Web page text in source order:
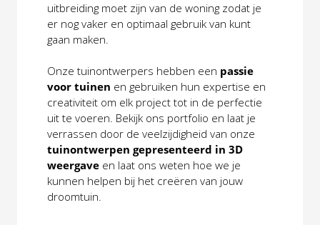
uitbreiding moet zijn van de woning zodat je
er nog vaker en optimaal gebruik van kunt
gaan maken.
Onze tuinontwerpers hebben een passie
voor tuinen en gebruiken hun expertise en
creativiteit om elk project tot in de perfectie
uit te voeren. Bekijk ons portfolio en laat je
tuinontwerpen gepresenteerd in 3D
weergave en laat ons weten hoe we je
kunnen helpen bij het creëren van jouw
droomtuin.